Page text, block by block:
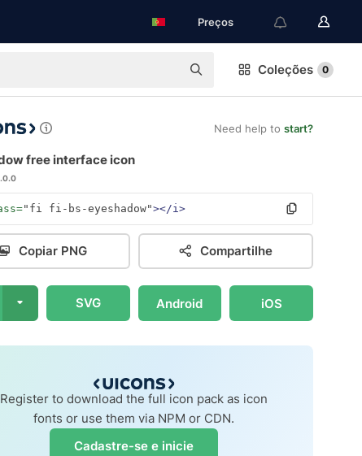
Preços
Coleções 0
Need help to start?
free interface icon
"fi fi-bs-eyeshadow"></i>
Copiar PNG Compartilhe
SVG Android iOS
Register to download the full icon pack as icon
fonts or use them via NPM or CDN.
Cadastre-se e inicie